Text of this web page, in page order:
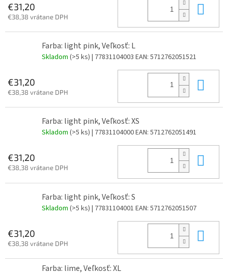
€31,20
€38,38 vrátane DPH
Farba: light pink, Veľkosť: L
Skladom (>5 ks) | 77831104003 EAN: 5712762051521
€31,20
€38,38 vrátane DPH
Farba: light pink, Veľkosť: XS
Skladom (>5 ks) | 77831104000EAN: 5712762051491
€31,20
€38,38 vrátane DPH
Farba: light pink, Veľkosť: S
Skladom (>5 ks) | 77831104001 EAN: 5712762051507
€31,20
€38,38 vrátane DPH
Farba: lime, Veľkosť: XL